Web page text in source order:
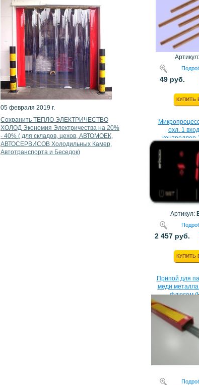
Артикул:
49 руб.
КУПИТЬ
охл. 1
контроллер
Артикул:
2 457 руб.
КУПИТЬ
Припой для
меди
флюсом
05 февраля 2019 г.
Сохранить ТЕПЛО ЭЛЕКТРИЧЕСТВО
ХОЛОД Экономия Электричества на 20%
- 40% ( для складов, цехов, АВТОМОЕК,
АВТОСЕРВИСОВ Холодильных Камер,
Автотранспорта и Беседок)